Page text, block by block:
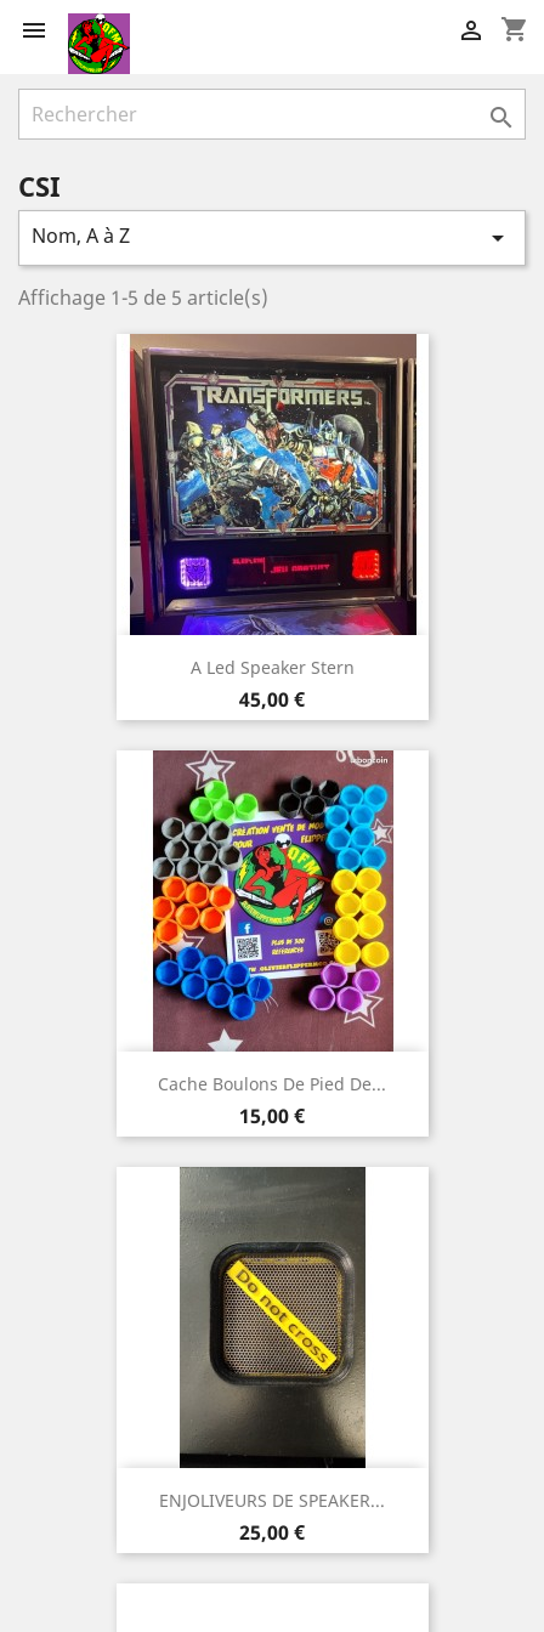
 shopping_cart


CSI
Nom, A à Z 
Affichage 1-5 de 5 article(s)
A Led Speaker Stern
Prix
45,00 €
Cache Boulons De Pied De...
Prix
15,00 €
ENJOLIVEURS DE SPEAKER...
Prix
25,00 €